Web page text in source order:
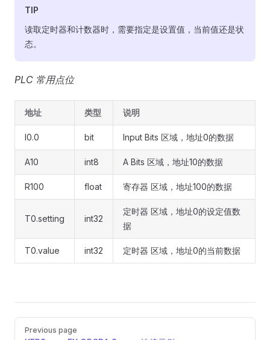
TIP
读取定时器和计数器时，需要指定是设置值，当前值还是状
态。
PLC 常用点位
地址 类型 说明
I0.0 bit Input Bits 区域，地址0的数据
A10 int8 A Bits 区域，地址10的数据
R100 float 寄存器 区域，地址100的数据
T0.setting int32
定时器 区域，地址0的设定值数
据
T0.value int32 定时器 区域，地址0的当前数据
Pager
Previous page